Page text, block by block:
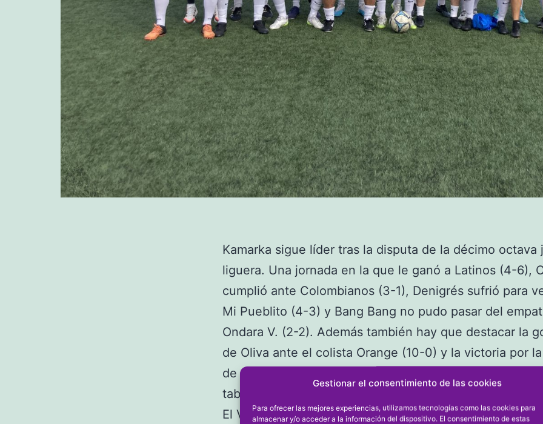
Gestionar el consentimiento de las cookies
Para ofrecer las mejores experiencias, utilizamos tecnologías como las cookies para
almacenar y/o acceder a la información del dispositivo. El consentimiento de estas
Kamarka sigue líder tras la disputa de la décimo octava
liguera. Una jornada en la que le ganó a Latinos (4-6),
cumplió ante Colombianos (3-1), Denigrés sufrió para
Mi Pueblito (4-3) y Bang Bang no pudo pasar del
Ondara V. (2-2). Además también hay que destacar la
de Oliva ante el colista Orange (10-0) y la victoria por
de Gorgos V. ante Mediterráneo, que le permite
tabla. Así como la victoria por la mínima de
El Verger.